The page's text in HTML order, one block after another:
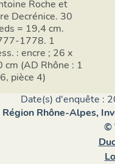
Roche et
Decrénice. 30
= 19,4 cm.
1778. 1
: encre ; 26 x
cm (AD Rhône : 1
pièce 4)
Date(s) d'enquête :
Rhône-Alpes,
©